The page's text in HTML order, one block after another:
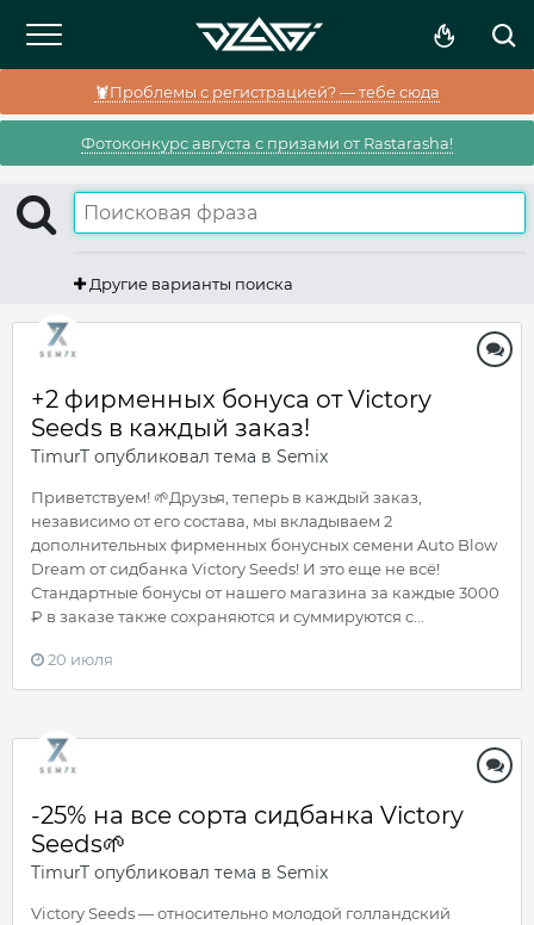
🦞Проблемы с регистрацией? — тебе сюда
Фотоконкурс августа с призами от Rastarasha!
Другие варианты поиска
+2 фирменных бонуса от Victory
Seeds в каждый заказ!
TimurT опубликовал тема в Semix
Приветствуем! 🌱Друзья, теперь в каждый заказ,
независимо от его состава, мы вкладываем 2
дополнительных фирменных бонусных семени Auto Blow
Dream от сидбанка Victory Seeds! И это еще не всё!
Стандартные бонусы от нашего магазина за каждые 3000
₽ в заказе также сохраняются и суммируются с...
20 июля
-25% на все сорта сидбанка Victory
Seeds🌱
TimurT опубликовал тема в Semix
Victory Seeds — относительно молодой голландский